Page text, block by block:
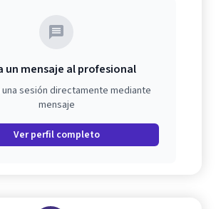
un mensaje al profesional
una sesión directamente mediante
mensaje
Ver perfil completo